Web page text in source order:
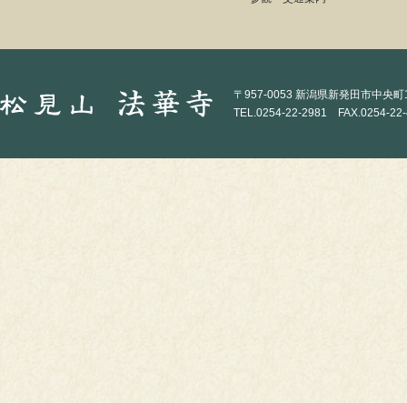
〒957-0053 新潟県新発田市中央
TEL.0254-22-2981 FAX.0254-